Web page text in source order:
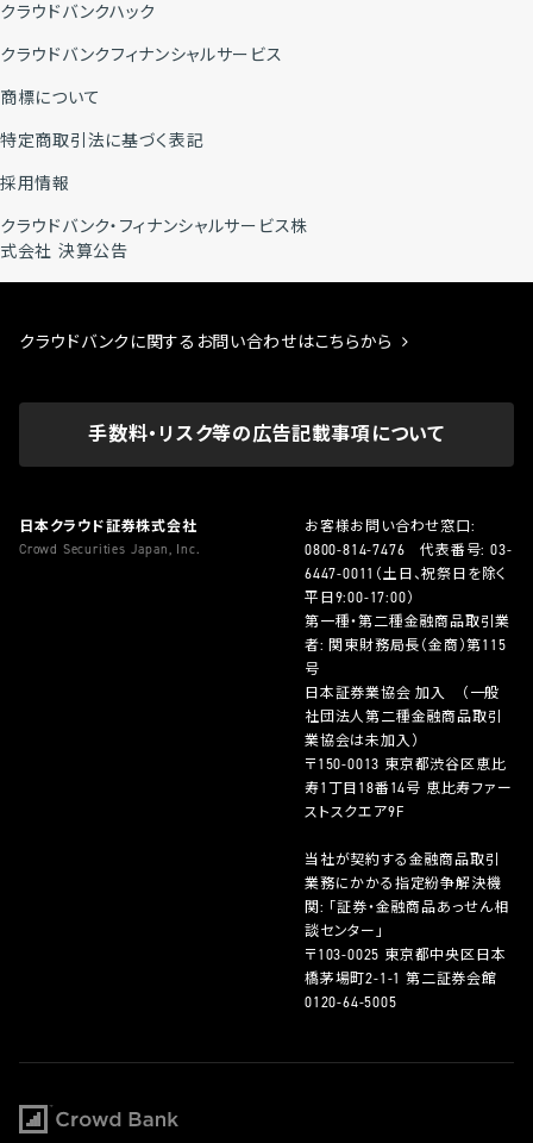
クラウドバンクハック
クラウドバンクフィナンシャルサービス
商標について
特定商取引法に基づく表記
採用情報
クラウドバンク・フィナンシャルサービス株
式会社 決算公告
クラウドバンクに関するお問い合わせはこちらから
手数料・リスク等の広告記載事項について
日本クラウド証券株式会社
Crowd Securities Japan, Inc.
お客様お問い合わせ窓口:
0800-814-7476 代表番号:03-
6447-0011 （土日、祝祭日を除く
平日9:00-17:00）
第一種・第二種金融商品取引業
者: 関東財務局長（金商）第115
号
日本証券業協会 加入 （一般
社団法人第二種金融商品取引
業協会は未加入）
〒150-0013 東京都渋谷区恵比
寿1丁目18番14号 恵比寿ファー
ストスクエア9F
当社が契約する金融商品取引
業務にかかる指定紛争解決機
関: 「証券・金融商品あっせん相
談センター」
〒103-0025 東京都中央区日本
橋茅場町2-1-1 第二証券会館
0120-64-5005